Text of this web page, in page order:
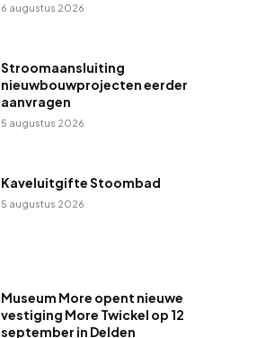
6 augustus 2026
Stroomaansluiting
nieuwbouwprojecten eerder
aanvragen
5 augustus 2026
Kaveluitgifte Stoombad
5 augustus 2026
Museum More opent nieuwe
vestiging More Twickel op 12
september in Delden